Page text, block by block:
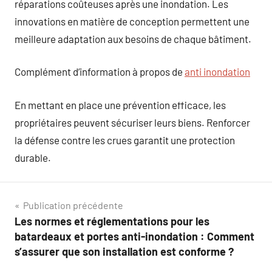
réparations coûteuses après une inondation. Les
innovations en matière de conception permettent une
meilleure adaptation aux besoins de chaque bâtiment.
Complément d’information à propos de anti inondation
En mettant en place une prévention efficace, les
propriétaires peuvent sécuriser leurs biens. Renforcer
la défense contre les crues garantit une protection
durable.
Navigation
de
l’article
Publication précédente
Les normes et réglementations pour les
batardeaux et portes anti-inondation : Comment
s’assurer que son installation est conforme ?